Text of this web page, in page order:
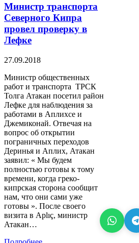
Министр транспорта
Северного Кипра
провел проверку в
Лефке
27.09.2018
Министр общественных
работ и транспорта ТРСК
Толга Атакан посетил район
Лефке для наблюдения за
работами в Аплихсе и
Джемиконай. Отвечая на
вопрос об открытии
пограничных переходов
Деринья и Аплих, Атакан
заявил: « Мы будем
полностью готовы к тому
времени, когда греко-
кипрская сторона сообщит
нам, что они сами уже
готовы ». После своего
визита в Aplıç, министр
Атакан…